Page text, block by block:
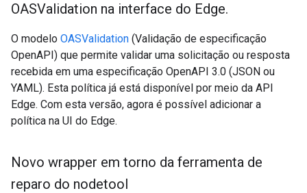
OASValidation na interface do Edge.
O modelo OASValidation (Validação de especificação
OpenAPI) que permite validar uma solicitação ou resposta
recebida em uma especificação OpenAPI 3.0 (JSON ou
YAML). Esta política já está disponível por meio da API
Edge. Com esta versão, agora é possível adicionar a
política na UI do Edge.
Novo wrapper em torno da ferramenta de
reparo do nodetool